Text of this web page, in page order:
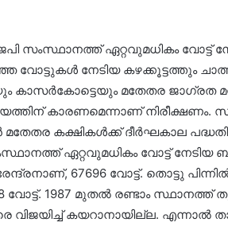
സംസ്ഥാനത്ത് ഏറ്റവുമധികം വോട്ട്
വോട്ടുകൾ നേടിയ കഴക്കൂട്ടത്തും
കാസർകോട്ടെയും മതേതര ജാഗ്രത
കാരണമെന്നാണ് നിരീക്ഷണം.
മതേതര കക്ഷികൾക്ക് ദീർഘകാല
ഏറ്റവുമധികം വോട്ട് നേടിയ
67696 വോട്ട്. തൊട്ടു
വോട്ട്. 1987 മുതൽ രണ്ടാം
വിജയിച്ച് കയറാനായില്ല. എന്നാൽ